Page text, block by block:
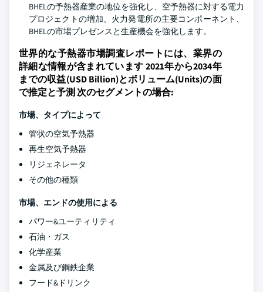
BHELの予熱器産業の地位を強化し、空予熱器に対する電力
プロジェクトの増加、火力発電所の主要コンポーネント、
BHELの市場プレゼンスと生産機会を強化します。
世界的な予熱器市場調査レポートには、業界の
詳細な情報が含まれています 2021年から2034年
までの収益(USD Billion)とボリューム(Units)の面
で推定と予測 次のセグメントの場合:
市場、タイプによって
管状の空気予熱器
再生空気予熱器
リジェネレータ
その他の種類
市場、エンドの使用による
パワー&ユーティリティ
石油・ガス
化学産業
金属及び鋼鉄企業
フード&ドリンク